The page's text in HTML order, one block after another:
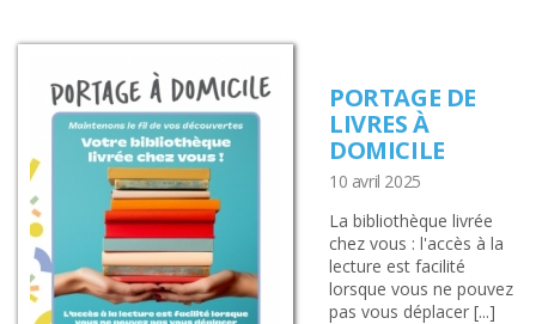
PORTAGE DE
LIVRES À
DOMICILE
10 avril 2025
La bibliothèque livrée
chez vous : l'accès à la
lecture est facilité
lorsque vous ne pouvez
pas vous déplacer [...]